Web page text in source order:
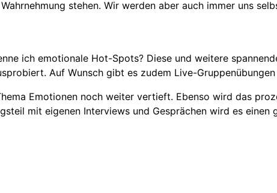
stehen. Wir werden aber auch immer uns
ich emotionale Hot-Spots? Diese und weitere
Auf Wunsch gibt es zudem Live-Gruppenübungen
Emotionen noch weiter vertieft. Ebenso wird das
mit eigenen Interviews und Gesprächen wird es einen